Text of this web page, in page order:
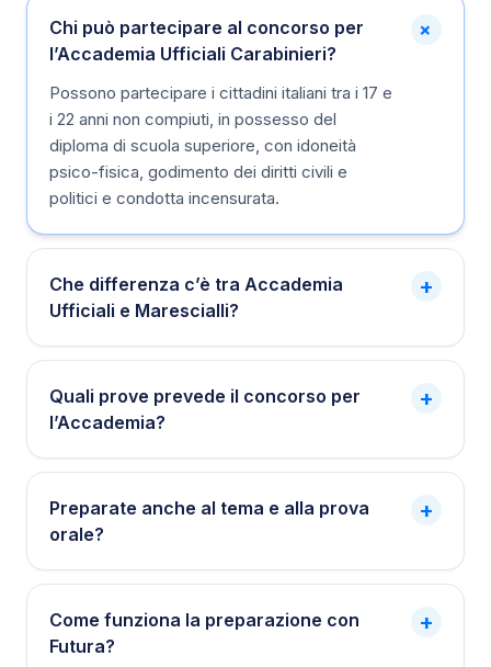
Chi può partecipare al concorso per
l’Accademia Ufficiali Carabinieri?
+
Possono partecipare i cittadini italiani tra i 17 e
i 22 anni non compiuti, in possesso del
diploma di scuola superiore, con idoneità
psico-fisica, godimento dei diritti civili e
politici e condotta incensurata.
Che differenza c’è tra Accademia
Ufficiali e Marescialli?
+
Quali prove prevede il concorso per
l’Accademia?
+
Preparate anche al tema e alla prova
orale?
+
Come funziona la preparazione con
Futura?
+